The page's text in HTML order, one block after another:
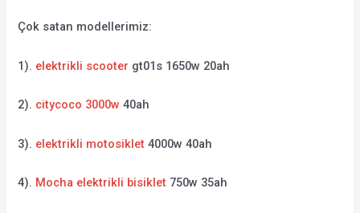
Çok satan modellerimiz:
1). elektrikli scooter gt01s 1650w 20ah
2). citycoco 3000w 40ah
3). elektrikli motosiklet 4000w 40ah
4). Mocha elektrikli bisiklet 750w 35ah